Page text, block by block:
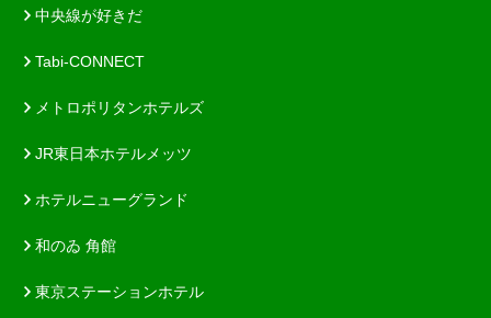
中央線が好きだ
Tabi-CONNECT
メトロポリタンホテルズ
JR東日本ホテルメッツ
ホテルニューグランド
和のゐ 角館
東京ステーションホテル